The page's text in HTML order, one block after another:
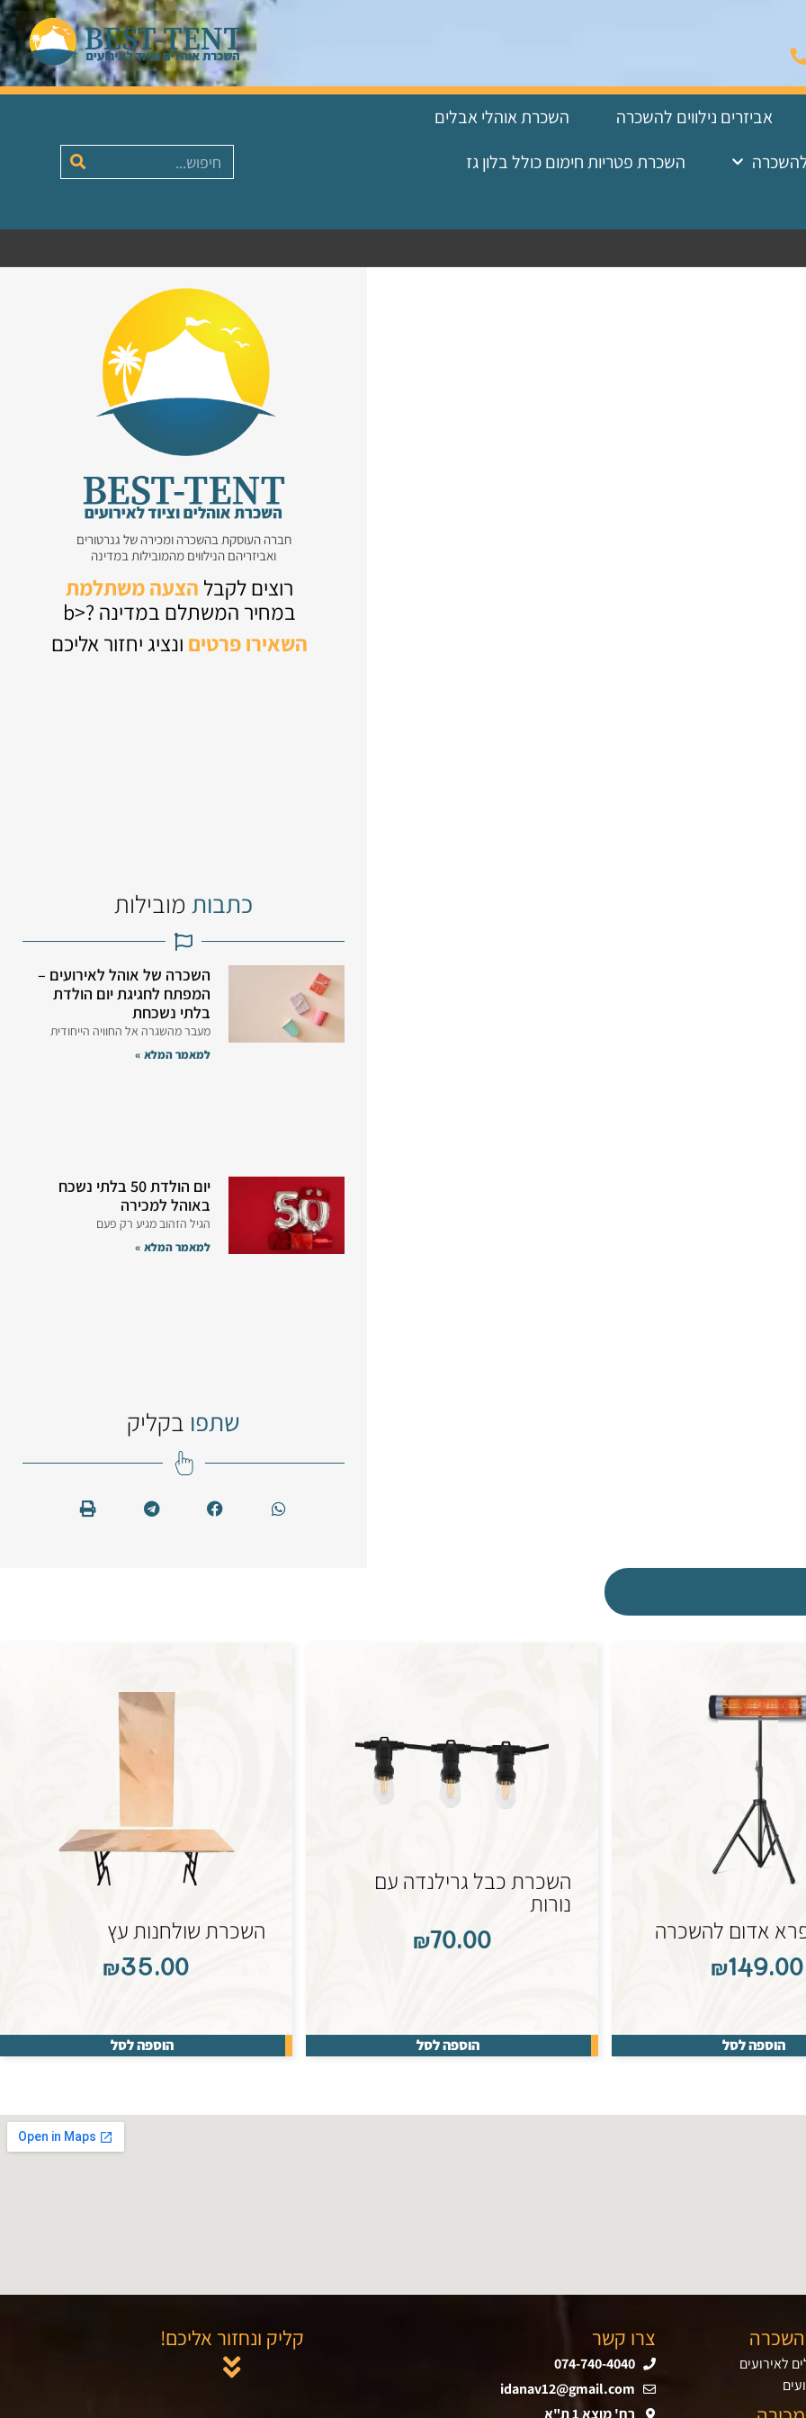
אביזרים נילווים להשכרה
השכרת אוהלי אבלים
השכרת פטריות חימום כולל בלון גז
חברה העוסקת בהשכרה ומכירה של גנרטורים
ואביזריהם הנילווים מהמובילות במדינה
רוצים לקבל הצעה משתלמת
במחיר המשתלם במדינה ?<b
השאירו פרטים ונציג יחזור אליכם
כתבותמובילות
השכרה של אוהל לאירועים –
המפתח לחגיגת יום הולדת
בלתי נשכחת
מעבר מהשגרה אל החוויה הייחודית
למאמר המלא »
יום הולדת 50 בלתי נשכח
באוהל למכירה
הגיל הזהוב מגיע רק פעם
למאמר המלא »
שתפו בקליק
אדום להשכרה
₪149.00
הוספה לסל
השכרת כבל גרילנדה עם
נורות
₪70.00
הוספה לסל
השכרת שולחנות עץ
₪35.00
הוספה לסל
לאירועים
צרו קשר
074-740-4040
idanav12@gmail.com
רח' מוצא 1 ת"א
קליק ונחזור אליכם!